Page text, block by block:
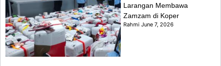
Larangan Membawa
Zamzam di Koper
RahmiJune 7, 2026